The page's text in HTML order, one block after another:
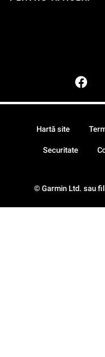
© Garmin Ltd. sau
Hartă site
Securitate